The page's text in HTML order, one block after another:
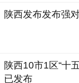
陕西发布发布强
陕西10市1区“十
已发布